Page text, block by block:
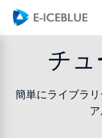
チ
簡単にライブラ